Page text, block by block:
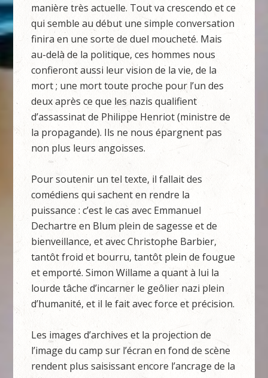
manière très actuelle. Tout va crescendo et ce
qui semble au début une simple conversation
finira en une sorte de duel moucheté. Mais
au-delà de la politique, ces hommes nous
confieront aussi leur vision de la vie, de la
mort ; une mort toute proche pour l’un des
deux après ce que les nazis qualifient
d’assassinat de Philippe Henriot (ministre de
la propagande). Ils ne nous épargnent pas
non plus leurs angoisses.
Pour soutenir un tel texte, il fallait des
comédiens qui sachent en rendre la
puissance : c’est le cas avec Emmanuel
Dechartre en Blum plein de sagesse et de
bienveillance, et avec Christophe Barbier,
tantôt froid et bourru, tantôt plein de fougue
et emporté. Simon Willame a quant à lui la
lourde tâche d’incarner le geôlier nazi plein
d’humanité, et il le fait avec force et précision.
Les images d’archives et la projection de
l’image du camp sur l’écran en fond de scène
rendent plus saisissant encore l’ancrage de la